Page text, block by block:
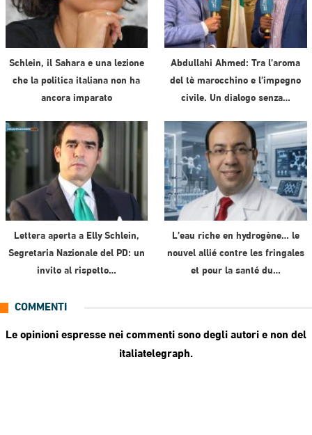
Schlein, il Sahara e una lezione
che la politica italiana non ha
ancora imparato
Abdullahi Ahmed: Tra l’aroma
del tè marocchino e l’impegno
civile. Un dialogo senza…
Lettera aperta a Elly Schlein,
Segretaria Nazionale del PD: un
invito al rispetto…
L’eau riche en hydrogène… le
nouvel allié contre les fringales
et pour la santé du…
COMMENTI
Le opinioni espresse nei commenti sono degli autori e non del
italiatelegraph.